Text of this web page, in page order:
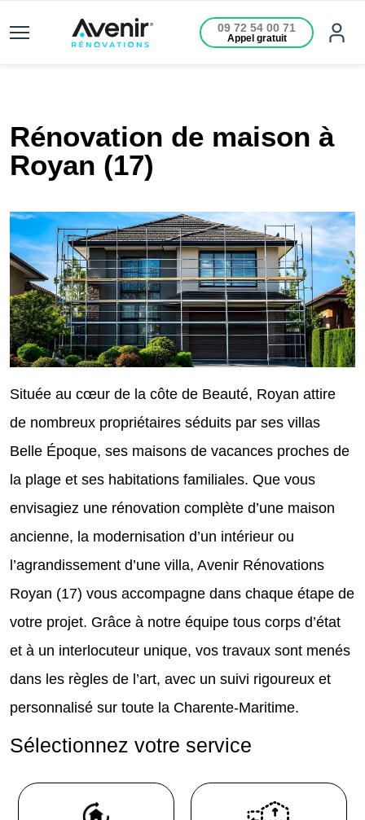
09 72 54 00 71
Appel gratuit
Rénovation de maison à
Royan (17)
Située au cœur de la côte de Beauté, Royan attire
de nombreux propriétaires séduits par ses villas
Belle Époque, ses maisons de vacances proches de
la plage et ses habitations familiales. Que vous
envisagiez une rénovation complète d’une maison
ancienne, la modernisation d’un intérieur ou
l’agrandissement d’une villa, Avenir Rénovations
Royan (17) vous accompagne dans chaque étape de
votre projet. Grâce à notre équipe tous corps d’état
et à un interlocuteur unique, vos travaux sont menés
dans les règles de l’art, avec un suivi rigoureux et
personnalisé sur toute la Charente-Maritime.
Sélectionnez votre service